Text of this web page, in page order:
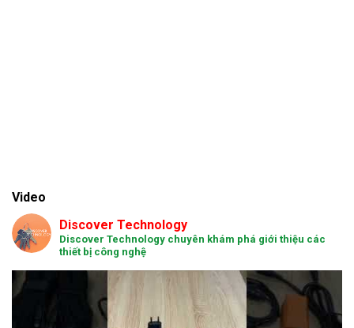
Video
Discover Technology
Discover Technology chuyên khám phá giới thiệu các
thiết bị công nghệ